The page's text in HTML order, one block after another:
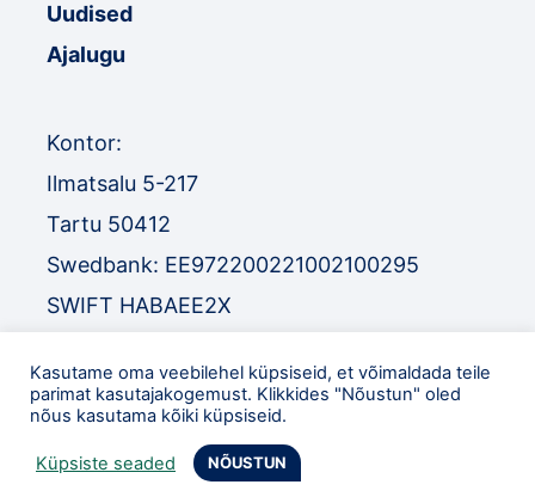
Uudised
Ajalugu
Kontor:
Ilmatsalu 5-217
Tartu 50412
Swedbank: EE972200221002100295
SWIFT HABAEE2X
SWIFT EEUHEE2X
TEL:+372 52 32 977
eol@orienteerumine.ee
Kasutame oma veebilehel küpsiseid, et võimaldada teile
parimat kasutajakogemust. Klikkides "Nõustun" oled
nõus kasutama kõiki küpsiseid.
Küpsiste seaded NÕUSTUN